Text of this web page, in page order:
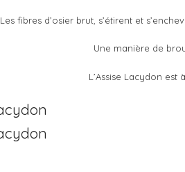
Les fibres d’osier brut, s’étirent et
Une manière de
L’Assise Lacydon